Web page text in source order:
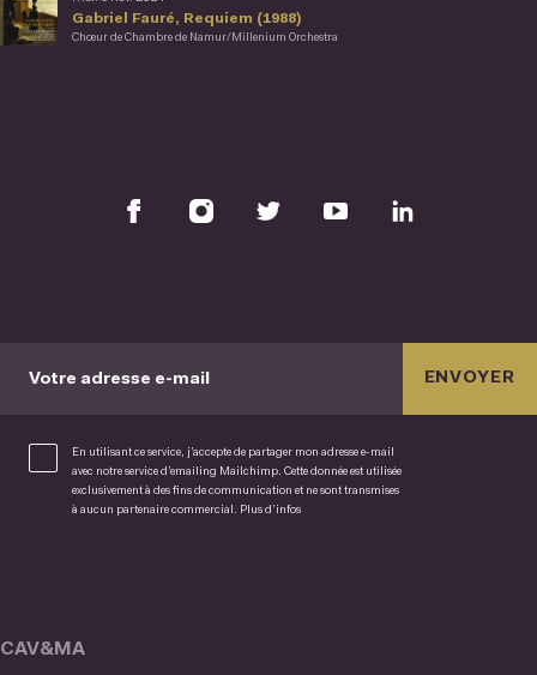
Gabriel Fauré, Requiem (1988)
Chœur de Chambre de Namur/Millenium Orchestra
Votre adresse e-mail
En utilisant ce service, j’accepte de partager mon adresse e-mail
avec notre service d’emailing Mailchimp. Cette donnée est utilisée
exclusivement à des fins de communication et ne sont transmises
à aucun partenaire commercial.
Plus d’infos
ENVOYER
CAV&MA